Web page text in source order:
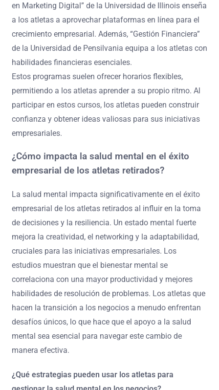
en Marketing Digital” de la Universidad de Illinois enseña
a los atletas a aprovechar plataformas en línea para el
crecimiento empresarial. Además, “Gestión Financiera”
de la Universidad de Pensilvania equipa a los atletas con
habilidades financieras esenciales.
Estos programas suelen ofrecer horarios flexibles,
permitiendo a los atletas aprender a su propio ritmo. Al
participar en estos cursos, los atletas pueden construir
confianza y obtener ideas valiosas para sus iniciativas
empresariales.
¿Cómo impacta la salud mental en el éxito
empresarial de los atletas retirados?
La salud mental impacta significativamente en el éxito
empresarial de los atletas retirados al influir en la toma
de decisiones y la resiliencia. Un estado mental fuerte
mejora la creatividad, el networking y la adaptabilidad,
cruciales para las iniciativas empresariales. Los
estudios muestran que el bienestar mental se
correlaciona con una mayor productividad y mejores
habilidades de resolución de problemas. Los atletas que
hacen la transición a los negocios a menudo enfrentan
desafíos únicos, lo que hace que el apoyo a la salud
mental sea esencial para navegar este cambio de
manera efectiva.
¿Qué estrategias pueden usar los atletas para